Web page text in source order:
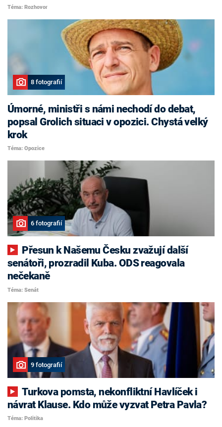
Téma: Rozhovor
8 fotografií
Úmorné, ministři s námi nechodí do debat,
popsal Grolich situaci v opozici. Chystá velký
krok
Téma: Opozice
6 fotografií
senátoři, prozradil Kuba. ODS reagovala
nečekaně
Téma: Senát
9 fotografií
Turkova pomsta, nekonfliktní Havlíček i
návrat Klause. Kdo může vyzvat Petra Pavla?
Téma: Politika